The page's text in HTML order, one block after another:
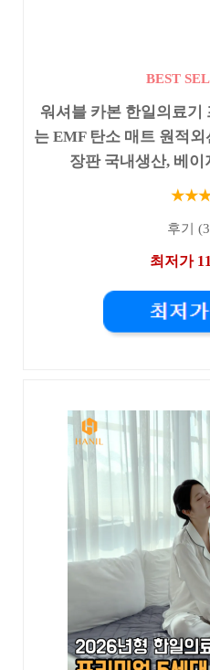
BEST
워셔블 카본 한일의료기
는 EMF 탄소 매트 원적외
장판 국내생산, 베이
후기
최저가